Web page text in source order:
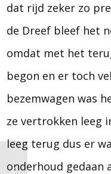
dat rijd zeker zo
de Dreef bleef het
omdat met het
begon en er toch
bezemwagen was
ze vertrokken leeg
leeg terug dus er
onderhoud gedaan